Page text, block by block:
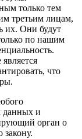
только тем
третьим лицам,
их. Они будут
по нашим
что
данных и
орган о